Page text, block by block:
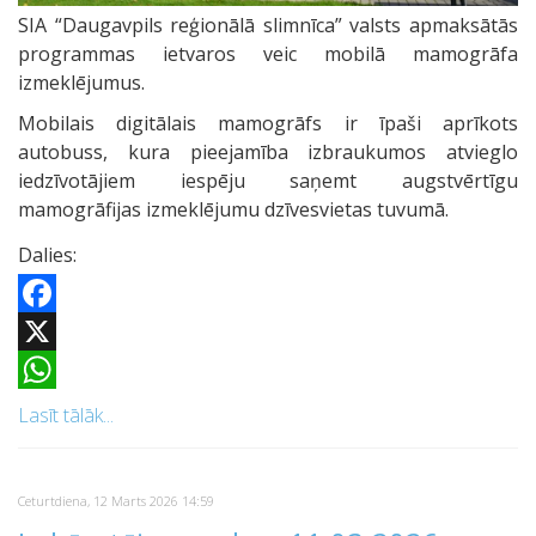
SIA “Daugavpils reģionālā slimnīca” valsts apmaksātās
programmas ietvaros veic mobilā mamogrāfa
izmeklējumus.
Mobilais digitālais mamogrāfs ir īpaši aprīkots
autobuss, kura pieejamība izbraukumos atvieglo
iedzīvotājiem iespēju saņemt augstvērtīgu
mamogrāfijas izmeklējumu dzīvesvietas tuvumā.
Dalies:
Facebook
X
WhatsApp
Lasīt tālāk...
Ceturtdiena, 12 Marts 2026 14:59